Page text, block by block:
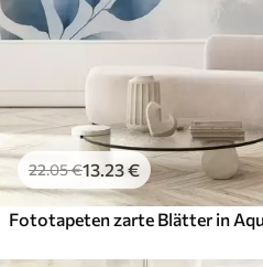
22.05€13.23€